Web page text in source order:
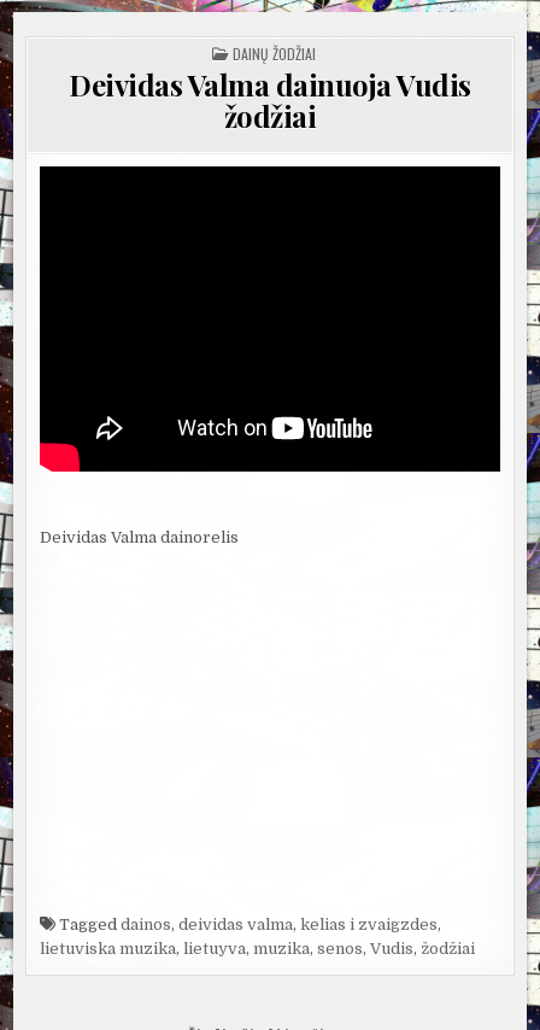
POSTED
IN
DAINŲ ŽODŽIAI
Deividas Valma dainuoja Vudis
žodžiai
Deividas Valma dainorelis
Taggeddainos,deividas valma,kelias i zvaigzdes,
lietuviska muzika,lietuyva,muzika,senos,Vudis, žodžiai